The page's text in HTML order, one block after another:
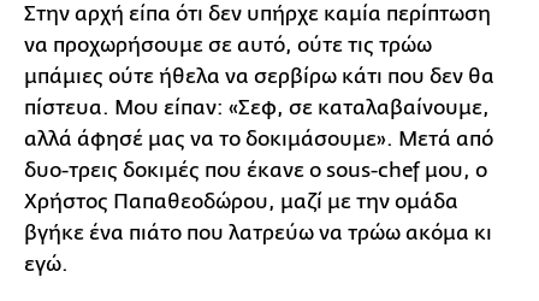
Στην αρχή είπα ότι δεν υπήρχε καμία περίπτωση
να προχωρήσουμε σε αυτό, ούτε τις τρώω
μπάμιες ούτε ήθελα να σερβίρω κάτι που δεν θα
πίστευα. Μου είπαν: «Σεφ, σε καταλαβαίνουμε,
αλλά άφησέ μας να το δοκιμάσουμε». Μετά από
δυο-τρεις δοκιμές που έκανε ο sous-chef μου, ο
Χρήστος Παπαθεοδώρου, μαζί με την ομάδα
βγήκε ένα πιάτο που λατρεύω να τρώω ακόμα κι
εγώ.